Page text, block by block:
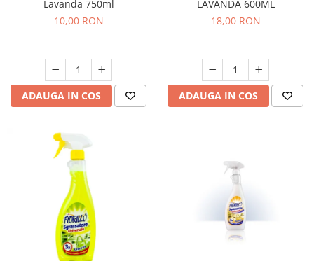
Lavanda 750ml
10,00 RON
ADAUGA IN COS
LAVANDA 600ML
18,00 RON
ADAUGA IN COS